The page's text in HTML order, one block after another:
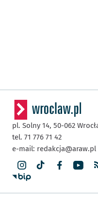
pl. Solny 14, 50-062
tel. 71 776 71 42
e-mail: redakcja@araw.pl